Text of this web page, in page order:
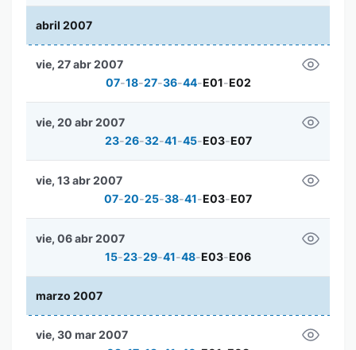
abril 2007
07-18-27-36-44-E01-E02
vie, 27 abr 2007
23-26-32-41-45-E03-E07
vie, 20 abr 2007
07-20-25-38-41-E03-E07
vie, 13 abr 2007
15-23-29-41-48-E03-E06
vie, 06 abr 2007
marzo 2007
vie, 30 mar 2007